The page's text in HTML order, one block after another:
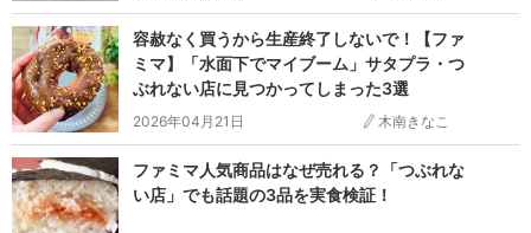
容赦なく買うから生産終了しないで！【ファ
ミマ】「水面下でマイブーム」サタプラ・つ
ぶれない店に見つかってしまった3選
2026年04月21日 木南きなこ
ファミマ人気商品はなぜ売れる？「つぶれな
い店」でも話題の3品を実食検証！